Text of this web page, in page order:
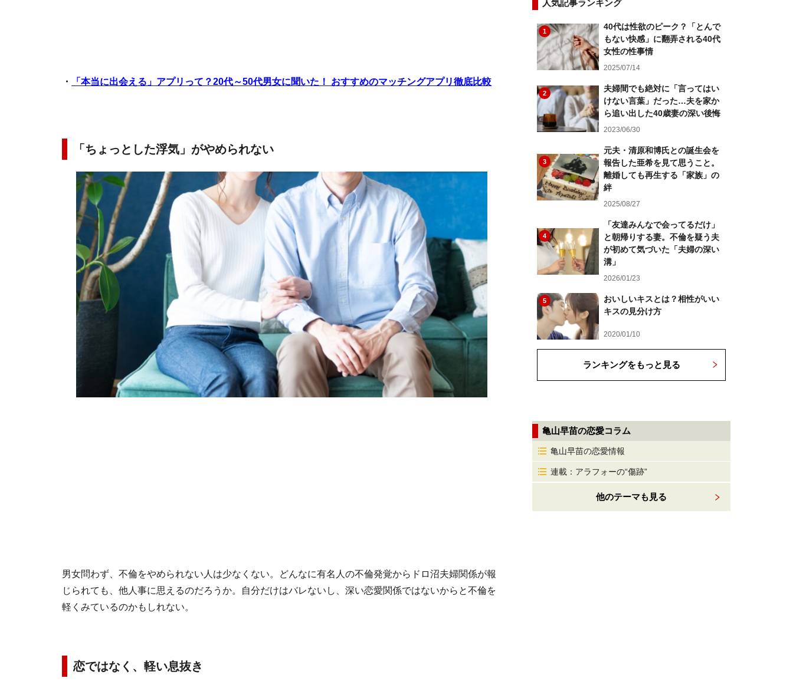
・ 「本当に出会える」アプリって？20代～50代男女に聞いた！ おすすめのマッチングアプリ徹底比較
「ちょっとした浮気」がやめられない
男女問わず、不倫をやめられない人は少なくない。どんなに有名人の不倫発覚からドロ沼夫婦関係が報
じられても、他人事に思えるのだろうか。自分だけはバレないし、深い恋愛関係ではないからと不倫を
軽くみているのかもしれない。
恋ではなく、軽い息抜き
人気記事ランキング
1
40代は性欲のピーク？「とんで
もない快感」に翻弄される40代
女性の性事情
2025/07/14
2
夫婦間でも絶対に「言ってはい
けない言葉」だった…夫を家か
ら追い出した40歳妻の深い後悔
2023/06/30
3
元夫・清原和博氏との誕生会を
報告した亜希を見て思うこと。
離婚しても再生する「家族」の
絆
2025/08/27
4
「友達みんなで会ってるだけ」
と朝帰りする妻。不倫を疑う夫
が初めて気づいた「夫婦の深い
溝」
2026/01/23
5
おいしいキスとは？相性がいい
キスの見分け方
2020/01/10
ランキングをもっと見る
亀山早苗の恋愛コラム
亀山早苗の恋愛情報
連載：アラフォーの“傷跡”
他のテーマも見る